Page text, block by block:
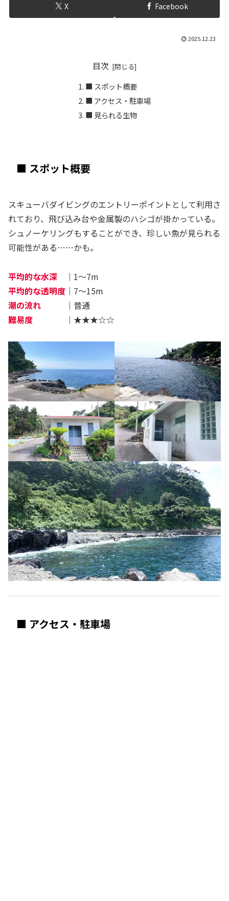
X Facebook
2025.12.23
目次
■ スポット概要
■ アクセス・駐車場
■ 見られる生物
■ スポット概要
スキューバダイビングのエントリーポイントとして利用さ
れており、飛び込み台や金属製のハシゴが掛かっている。
シュノーケリングもすることができ、珍しい魚が見られる
可能性がある……かも。
平均的な水深 ｜1～7m
平均的な透明度 ｜7～15m
潮の流れ ｜普通
難易度 ｜★★★☆☆
■ アクセス・駐車場